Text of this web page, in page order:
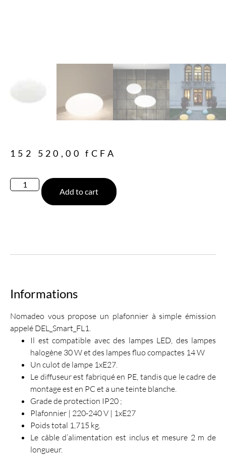
152 520,00fCFA
Add to cart
Informations
Nomadeo vous propose un plafonnier à simple émission
appelé DEL_Smart_FL1.
Il est compatible avec des lampes LED, des lampes
halogène 30 W et des lampes fluo compactes 14 W
Un culot de lampe 1xE27.
Le diffuseur est fabriqué en PE, tandis que le cadre de
montage est en PC et a une teinte blanche.
Grade de protection IP20 ;
Plafonnier | 220-240 V | 1xE27
Poids total 1,715 kg.
Le câble d’alimentation est inclus et mesure 2 m de
longueur.